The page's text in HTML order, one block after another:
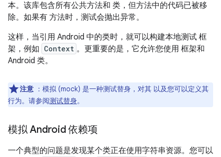
本。该库包含所有公共方法和 类，但方法中的代码已被移
除。如果有 方法时，测试会抛出异常。
这样，当引用 Android 中的类时，就可以构建本地测试 框
架，例如 Context 。更重要的是，它允许您使用 框架和
Android 类。
注意 ：模拟 (mock) 是一种测试替身，对其 以及您可以定义其
行为。请参阅测试替身。
模拟 Android 依赖项
一个典型的问题是发现某个类正在使用字符串资源。您可以